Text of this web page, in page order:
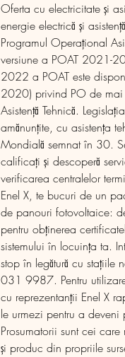
Oferta cu electricitate și
energie electrică și
Programul Operațional
versiune a POAT 2021-
2022 a POAT este
2020) privind PO de mai
Asistenţă Tehnică.
amănunțite, cu asistența
Mondială semnat în 30.
calificați și descoperă
verificarea centralelor
Enel X, te bucuri de un
de panouri fotovoltaice:
pentru obținerea
sistemului în locuința ta.
stop în legătură cu stațiile
031 9987. Pentru
cu reprezentanții Enel X
le urmezi pentru a deveni
Prosumatorii sunt cei
și produc din propriile